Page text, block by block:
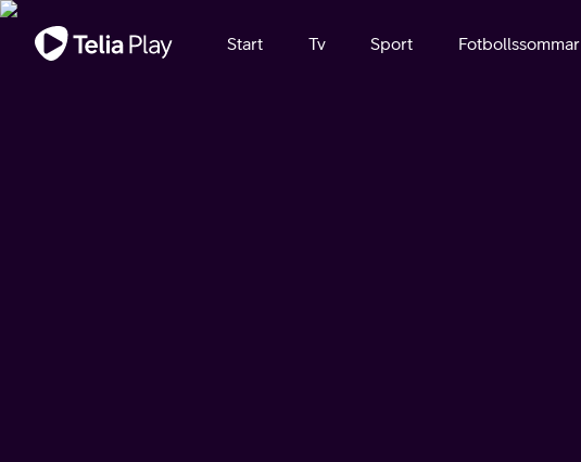
Viktigt meddelande
Start Tv Sport Fotbollssommar